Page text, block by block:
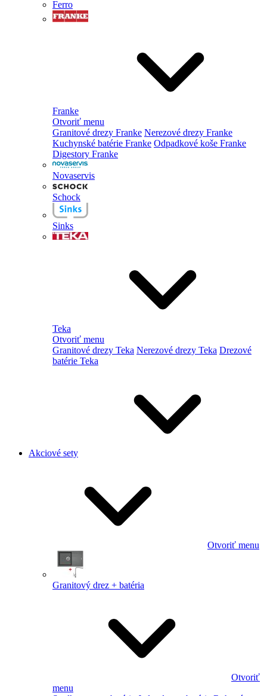
Ferro
Franke
Otvoriť menu
Granitové drezy Franke Nerezové drezy Franke
Kuchynské batérie Franke Odpadkové koše Franke
Digestory Franke
Novaservis
Schock
Sinks
Teka
Otvoriť menu
Granitové drezy Teka Nerezové drezy Teka Drezové
batérie Teka
Akciové sety
Otvoriť menu
Granitový drez + batéria
Otvoriť
menu